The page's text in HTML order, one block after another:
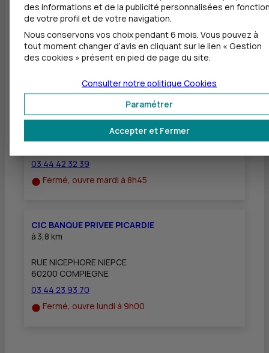
Autres agences les plus proches
CIC COMPIEGNE SOLFERINO - MARGNY LES
104 AVENUE OCTAVE BUTIN
03 44 42 32 39
Fermé, ouvre mardi à 8h45
CIC BANQUE PRIVEE PICARDIE
à 3,8 km
RUE NICEPHORE NIEPCE
60200 COMPIEGNE
03 44 23 93 70
Fermé, ouvre lundi à 9h00
des informations et de la publicité personnalisées en
de votre profil et de votre navigation.
Nous conservons vos choix pendant 6 mois. Vous pouvez à
tout moment changer d’avis en cliquant sur le lien « Gestion
des cookies » présent en pied de page du site.
Accepter et Fermer
Paramétrer
Consulter notre politique Cookies